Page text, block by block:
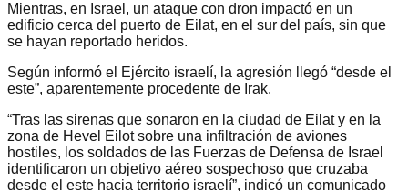
Mientras, en Israel, un ataque con dron impactó en un
edificio cerca del puerto de Eilat, en el sur del país, sin que
se hayan reportado heridos.
Según informó el Ejército israelí, la agresión llegó “desde el
este”, aparentemente procedente de Irak.
“Tras las sirenas que sonaron en la ciudad de Eilat y en la
zona de Hevel Eilot sobre una infiltración de aviones
hostiles, los soldados de las Fuerzas de Defensa de Israel
identificaron un objetivo aéreo sospechoso que cruzaba
desde el este hacia territorio israelí”, indicó un comunicado